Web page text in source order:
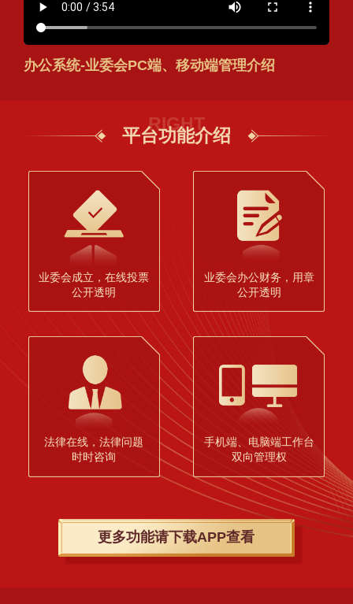
办公系统-业委会PC端、移动端管理介绍
RIGHT
平台功能介绍
业委会成立，在线投票
公开透明
业委会办公财务，用章
公开透明
法律在线，法律问题
时时咨询
手机端、电脑端工作台
双向管理权
更多功能请下载APP查看